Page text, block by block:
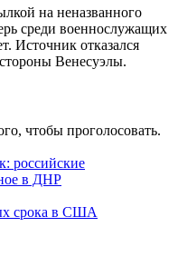
на неназванного
среди военнослужащих
Источник отказался
Венесуэлы.
чтобы проголосовать.
российские
в ДНР
срока в США